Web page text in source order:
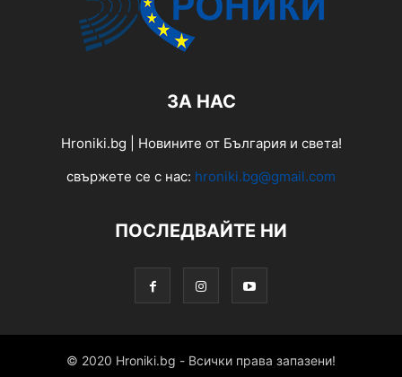
ЗА НАС
Hroniki.bg | Новините от България и света!
свържете се с нас: hroniki.bg@gmail.com
ПОСЛЕДВАЙТЕ НИ
© 2020 Hroniki.bg - Всички права запазени!